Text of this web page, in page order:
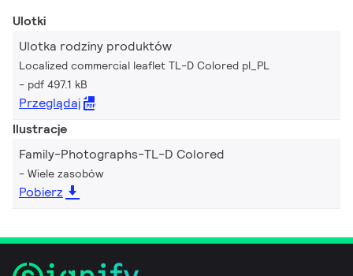
Ulotki
Ulotka rodziny produktów
Localized commercial leaflet TL-D Colored pl_PL
pdf 497.1 kB
Przeglądaj
Ilustracje
Family-Photographs-TL-D Colored
Wiele zasobów
Pobierz